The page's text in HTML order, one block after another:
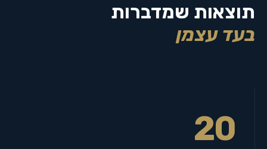
תוצאות שמדברות
בעד עצמן
20